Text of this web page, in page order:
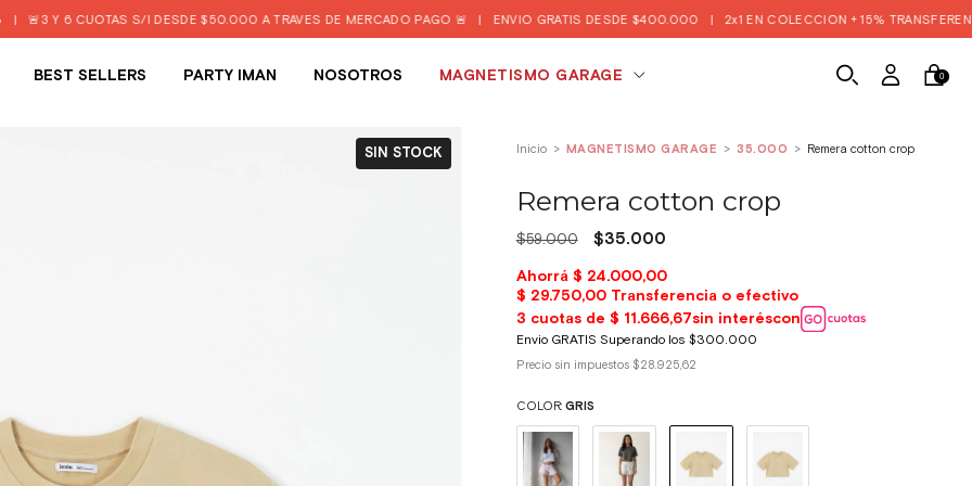
S/I DESDE $50.000 A TRAVÉS DE MERCADO PAGO 🚨 | ENVIO GRATIS DESDE $400.000 | 2x1 EN COLECCION + 15% TRANSFERENCIA Y
BEST SELLERS PARTY IMAN NOSOTROS MAGNETISMO GARAGE 0
SIN STOCK Inicio > MAGNETISMO GARAGE > 35.000 > Remera cotton crop
Remera cotton crop
$59.000 $35.000
Precio sin impuestos $28.925,62
COLOR: GRIS